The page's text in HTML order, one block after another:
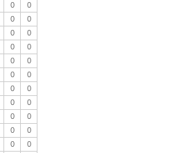
0
0
0
0
0
0
0
0
0
0
0
0
0
0
0
0
0
0
0
0
0
0